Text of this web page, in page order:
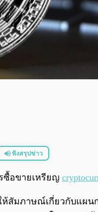
ฟังสรุปข่าว
ซื้อขายเหรียญ
ห้สัมภาษณ์เกี่ยวกับแผ